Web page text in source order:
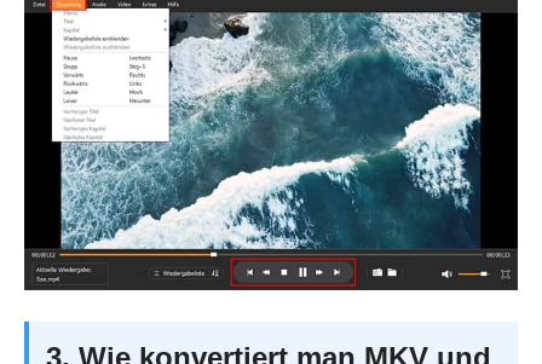
3. Wie konvertiert man MKV und